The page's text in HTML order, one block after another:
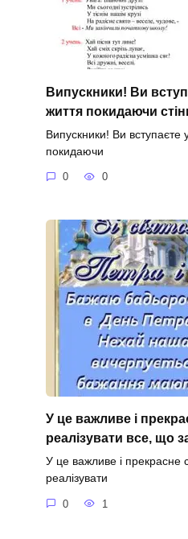
Випускники! Ви
життя покидаючи
Випускники! Ви вступаєте
покидаючи
0 0
У це важливе і
реалізувати все, що
У це важливе і прекрасне
реалізувати
0 1